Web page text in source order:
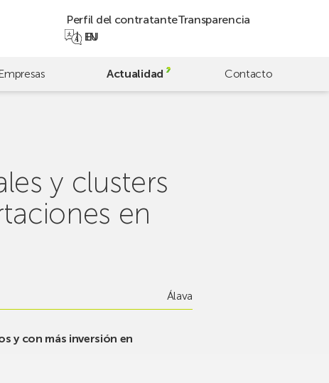
Perfil del contratanteTransparencia
EU
EN
Actualidad Contacto
y clusters
en
Álava
y con más inversión en